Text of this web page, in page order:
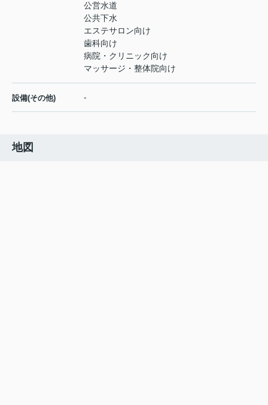
公営水道
公共下水
エステサロン向け
歯科向け
病院・クリニック向け
マッサージ・整体院向け
設備(その他) -
地図